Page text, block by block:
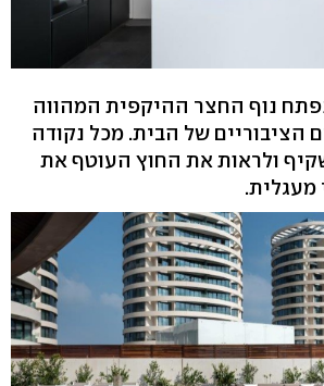
נוף החצר ההיקפית המהווה
הציבוריים של הבית. מכל נקודה
ולראות את החוץ העוטף את
מעגלית.